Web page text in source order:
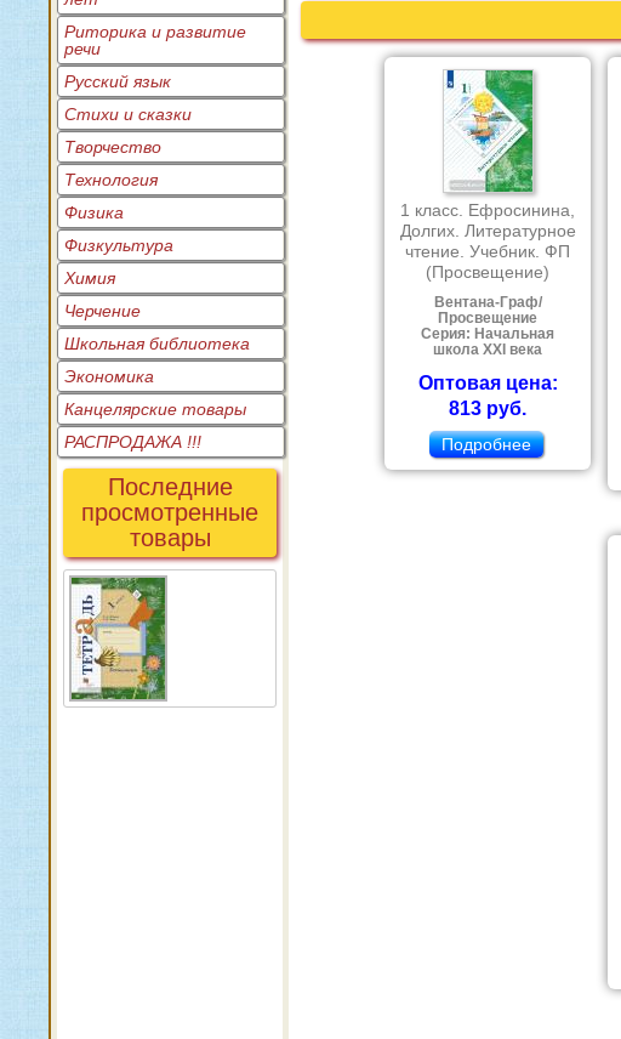
Риторика и развитие
речи
Русский язык
Стихи и сказки
Творчество
Технология
Физика
Физкультура
Химия
Черчение
Школьная библиотека
Экономика
Канцелярские товары
РАСПРОДАЖА !!!
Последние
просмотренные
товары
1 класс. Ефросинина,
Долгих. Литературное
чтение. Учебник. ФП
(Просвещение)
Вентана-Граф/
Просвещение
Серия: Начальная
школа XXI века
Оптовая цена:
813 руб.
Подробнее